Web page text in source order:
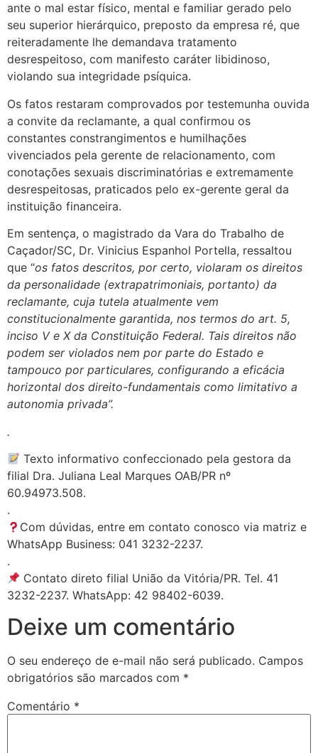
ante o mal estar físico, mental e familiar gerado pelo
seu superior hierárquico, preposto da empresa ré, que
reiteradamente lhe demandava tratamento
desrespeitoso, com manifesto caráter libidinoso,
violando sua integridade psíquica.
Os fatos restaram comprovados por testemunha ouvida
a convite da reclamante, a qual confirmou os
constantes constrangimentos e humilhações
vivenciados pela gerente de relacionamento, com
conotações sexuais discriminatórias e extremamente
desrespeitosas, praticados pelo ex-gerente geral da
instituição financeira.
Em sentença, o magistrado da Vara do Trabalho de
Caçador/SC, Dr. Vinicius Espanhol Portella, ressaltou
que “os fatos descritos, por certo, violaram os direitos
da personalidade (extrapatrimoniais, portanto) da
reclamante, cuja tutela atualmente vem
constitucionalmente garantida, nos termos do art. 5,
inciso V e X da Constituição Federal. Tais direitos não
podem ser violados nem por parte do Estado e
tampouco por particulares, configurando a eficácia
horizontal dos direito-fundamentais como limitativo a
autonomia privada”.
.
Texto informativo confeccionado pela gestora da
filial Dra. Juliana Leal Marques OAB/PR nº
60.94973.508.
.
Com dúvidas, entre em contato conosco via matriz e
WhatsApp Business: 041 3232-2237.
.
Contato direto filial União da Vitória/PR. Tel. 41
3232-2237. WhatsApp: 42 98402-6039.
Deixe um comentário
O seu endereço de e-mail não será publicado. Campos
obrigatórios são marcados com *
Comentário *